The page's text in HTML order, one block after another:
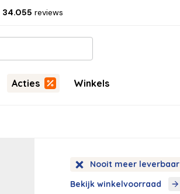
34.055 reviews
Acties Winkels
Nooit meer leverbaar
Bekijk winkelvoorraad